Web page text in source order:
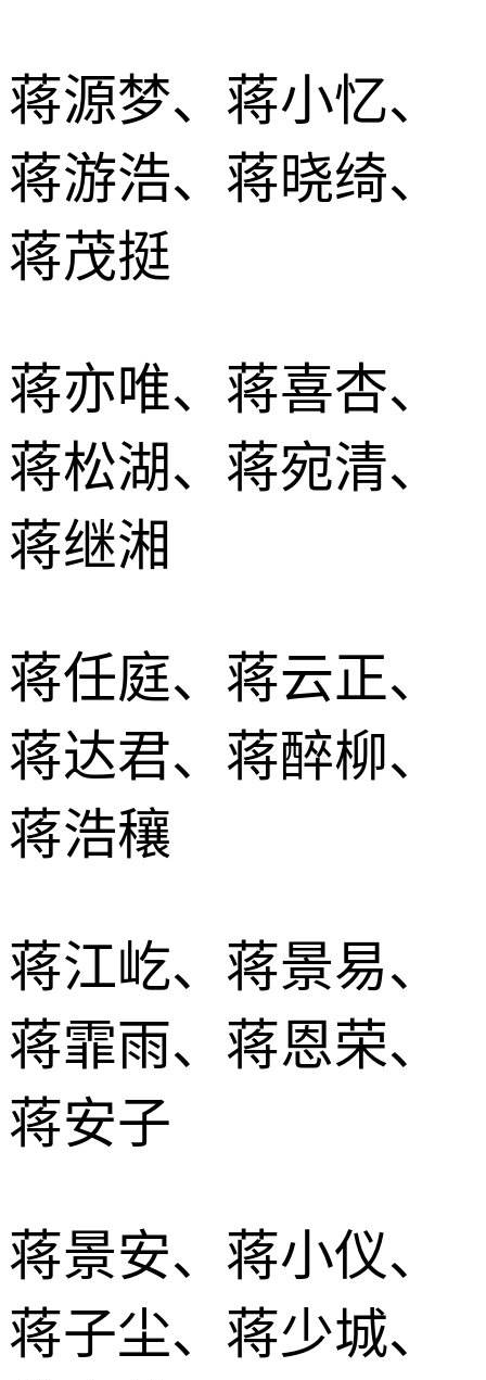
蒋源梦、蒋小忆、
蒋游浩、蒋晓绮、
蒋茂挺
蒋亦唯、蒋喜杏、
蒋松湖、蒋宛清、
蒋继湘
蒋任庭、蒋云正、
蒋达君、蒋醉柳、
蒋浩穰
蒋江屹、蒋景易、
蒋霏雨、蒋恩荣、
蒋安子
蒋景安、蒋小仪、
蒋子尘、蒋少城、